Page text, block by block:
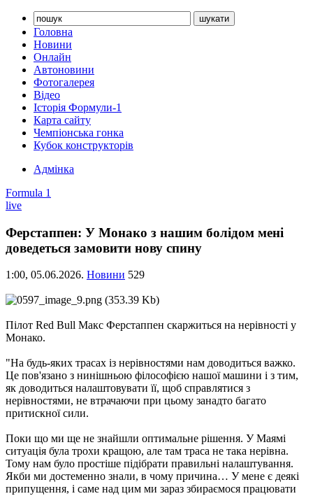
Головна
Новини
Онлайн
Автоновини
Фотогалерея
Відео
Історія Формули-1
Карта сайту
Чемпіонська гонка
Кубок конструкторів
Адмінка
Formula 1
live
Ферстаппен: У Монако з нашим болідом мені
доведеться замовити нову спину
1:00, 05.06.2026. Новини 529
Пілот Red Bull Макс Ферстаппен скаржиться на нерівності у
Монако.
"На будь-яких трасах із нерівностями нам доводиться важко.
Це пов'язано з нинішньою філософією нашої машини і з тим,
як доводиться налаштовувати її, щоб справлятися з
нерівностями, не втрачаючи при цьому занадто багато
притискної сили.
Поки що ми ще не знайшли оптимальне рішення. У Маямі
ситуація була трохи кращою, але там траса не така нерівна.
Тому нам було простіше підібрати правильні налаштування.
Якби ми достеменно знали, в чому причина… У мене є деякі
припущення, і саме над цим ми зараз збираємося працювати